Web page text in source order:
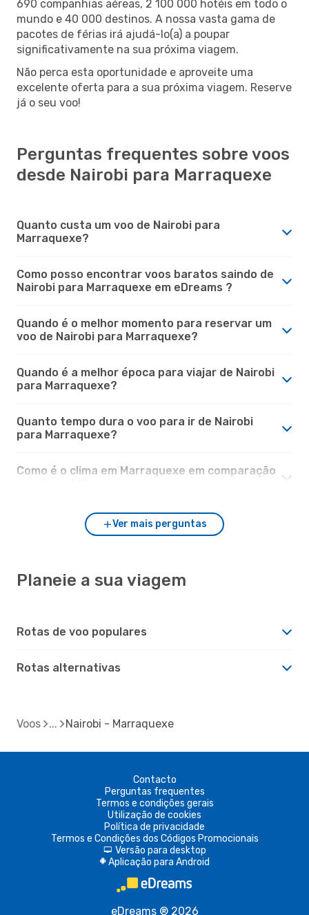
690 companhias aéreas, 2 100 000 hotéis em todo o
mundo e 40 000 destinos. A nossa vasta gama de
pacotes de férias irá ajudá-lo(a) a poupar
significativamente na sua próxima viagem.
Não perca esta oportunidade e aproveite uma
excelente oferta para a sua próxima viagem. Reserve
já o seu voo!
Perguntas frequentes sobre voos
desde Nairobi para Marraquexe
Quanto custa um voo de Nairobi para
Marraquexe?
Como posso encontrar voos baratos saindo de
Nairobi para Marraquexe em eDreams ?
Quando é o melhor momento para reservar um
voo de Nairobi para Marraquexe?
Quando é a melhor época para viajar de Nairobi
para Marraquexe?
Quanto tempo dura o voo para ir de Nairobi
para Marraquexe?
Como é o clima em Marraquexe em comparação
Ver mais perguntas
Planeie a sua viagem
Rotas de voo populares
Rotas alternativas
Voos Nairobi - Marraquexe
Contacto
Perguntas frequentes
Termos e condições gerais
Utilização de cookies
Política de privacidade
Termos e Condições dos Códigos Promocionais
d Versão para desktop
A Aplicação para Android
eDreams ® 2026